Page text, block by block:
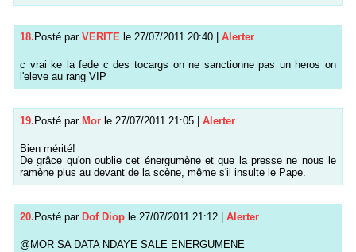
18. Posté par VERITE le 27/07/2011 20:40 Alerter
c vrai ke la fede c des tocargs on ne sanctionne pas un heros on
l'eleve au rang VIP
19. Posté par Mor le 27/07/2011 21:05 Alerter
Bien mérité!
De grâce qu'on oublie cet énergumène et que la presse ne nous le
ramène plus au devant de la scène, même s'il insulte le Pape.
20.Posté par Dof Diop le 27/07/2011 21:12 | Alerter
@MOR SA DATA NDAYE SALE ENERGUMENE